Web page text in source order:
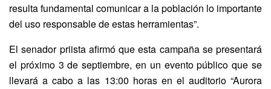
resulta fundamental comunicar a la población lo importante
del uso responsable de estas herramientas”.
El senador priista afirmó que esta campaña se presentará
el próximo 3 de septiembre, en un evento público que se
llevará a cabo a las 13:00 horas en el auditorio “Aurora